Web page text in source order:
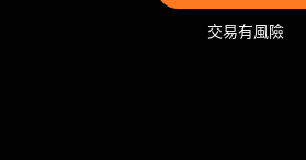
交易有風險